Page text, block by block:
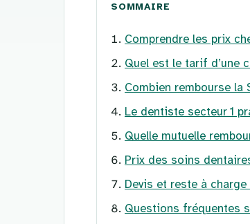
SOMMAIRE
Comprendre les prix
Quel est le tarif d’une
Combien rembourse
Le dentiste secteur 1
Quelle mutuelle
Prix des soins
Devis et reste à
Questions fréquentes